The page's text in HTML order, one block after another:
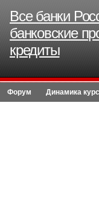
Все банки
банковские
кредиты
Форум Динамика